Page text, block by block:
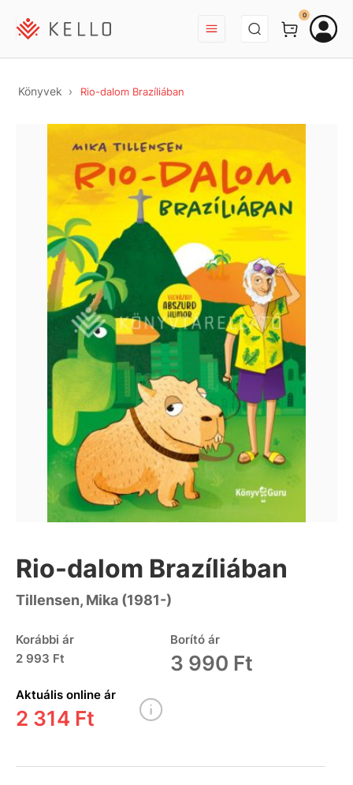
BEJELENTKEZÉS
0
Könyvek Rio-dalom Brazíliában
Rio-dalom Brazíliában
Tillensen, Mika (1981-)
Korábbi ár
2 993 Ft
Borító ár
3 990 Ft
Aktuális online ár
2 314 Ft